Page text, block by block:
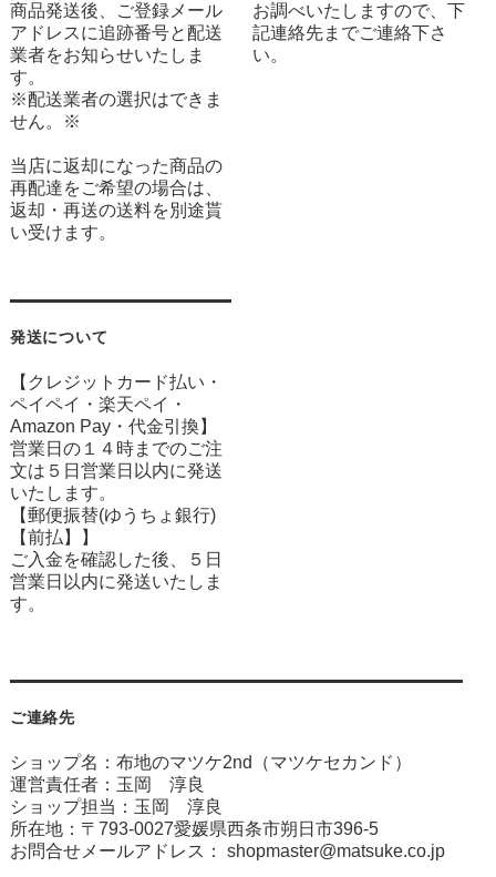
商品発送後、ご登録メール
アドレスに追跡番号と配送
業者をお知らせいたしま
す。
※配送業者の選択はできま
せん。※
当店に返却になった商品の
再配達をご希望の場合は、
返却・再送の送料を別途貰
い受けます。
発送について
【クレジットカード払い・
ペイペイ・楽天ペイ・
Amazon Pay・ 代金引換】
営業日の１４時までのご注
文は５日営業日以内に発送
いたします。
【郵便振替(ゆうちょ銀行)
【前払】】
ご入金を確認した後、５日
営業日以内に発送いたしま
す。
お調べいたしますので、下
記連絡先までご連絡下さ
い。
ご連絡先
ショップ名：布地のマツケ2nd（マツケセカンド）
運営責任者：玉岡 淳良
ショップ担当：玉岡 淳良
所在地：〒793-0027愛媛県西条市朔日市396-5
お問合せメールアドレス： shopmaster@matsuke.co.jp